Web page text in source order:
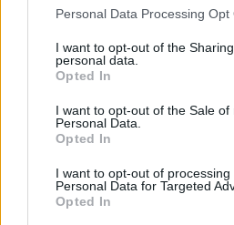
Personal Data Processing Opt
I want to opt-out of the
personal data.
Opted In
I want to opt-out of the Sale of
Personal Data.
Opted In
I want to opt-out of processing
Personal Data for Targeted
Opted In
ΔΕΙΤΕ ΕΠΙΣΗΣ
ΣΤΗΝ ΙΔΙΑ
Πάρο,
Μάστορα